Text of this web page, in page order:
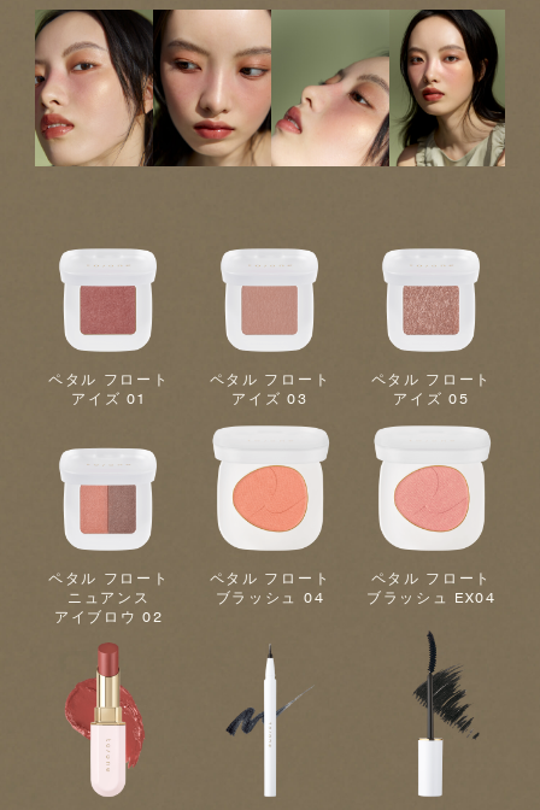
ペタル フロート
アイズ 01
ペタル フロート
アイズ 03
ペタル フロート
アイズ 05
ペタル フロート
ニュアンス
アイブロウ 02
ペタル フロート
ブラッシュ 04
ペタル フロート
ブラッシュ EX04